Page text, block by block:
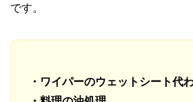
です。
・ワイパーのウェットシート代